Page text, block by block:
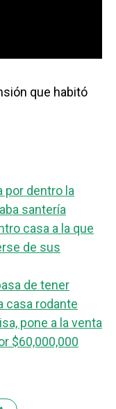
que habitó
por dentro la
santería
casa a la que
de sus
de tener
casa rodante
pone a la venta
$60,000,000